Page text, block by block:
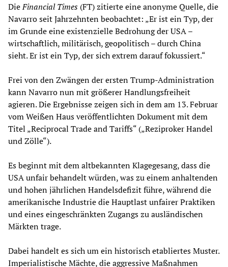
DieFinancial Times (FT) zitierte eine anonyme Quelle, die
Navarro seit Jahrzehnten beobachtet: „Er ist ein Typ, der
im Grunde eine existenzielle Bedrohung der USA –
wirtschaftlich, militärisch, geopolitisch – durch China
sieht. Er ist ein Typ, der sich extrem darauf fokussiert.“
Frei von den Zwängen der ersten Trump-Administration
kann Navarro nun mit größerer Handlungsfreiheit
agieren. Die Ergebnisse zeigen sich in dem am 13. Februar
vom Weißen Haus veröffentlichten Dokument mit dem
Titel „Reciprocal Trade and Tariffs“ („Reziproker Handel
und Zölle“).
Es beginnt mit dem altbekannten Klagegesang, dass die
USA unfair behandelt würden, was zu einem anhaltenden
und hohen jährlichen Handelsdefizit führe, während die
amerikanische Industrie die Hauptlast unfairer Praktiken
und eines eingeschränkten Zugangs zu ausländischen
Märkten trage.
Dabei handelt es sich um ein historisch etabliertes Muster.
Imperialistische Mächte, die aggressive Maßnahmen